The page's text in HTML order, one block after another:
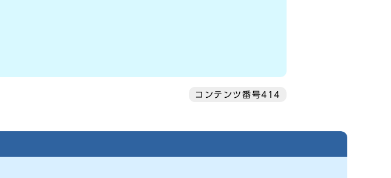
コンテンツ番号414